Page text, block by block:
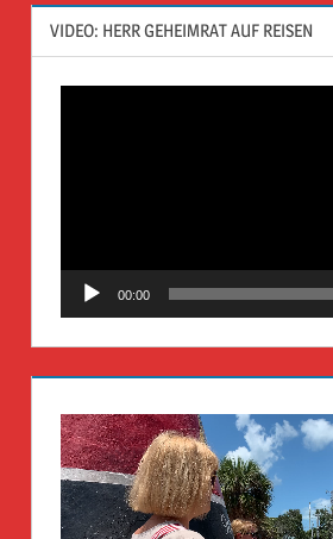
VIDEO: HERR GEHEIMRAT AUF REISEN
00:00